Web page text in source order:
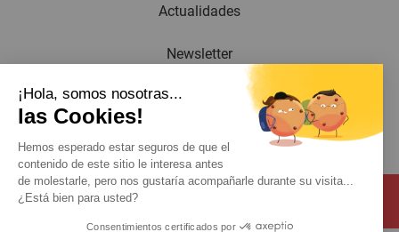
Actualidades
Newsletter
Catálogo
Contacto
¡Hola, somos nosotras...
las Cookies!
Hemos esperado estar seguros de que el
contenido de este sitio le interesa antes
de molestarle, pero nos gustaría acompañarle durante su visita...
¿Está bien para usted?
Consentimientos certificados por